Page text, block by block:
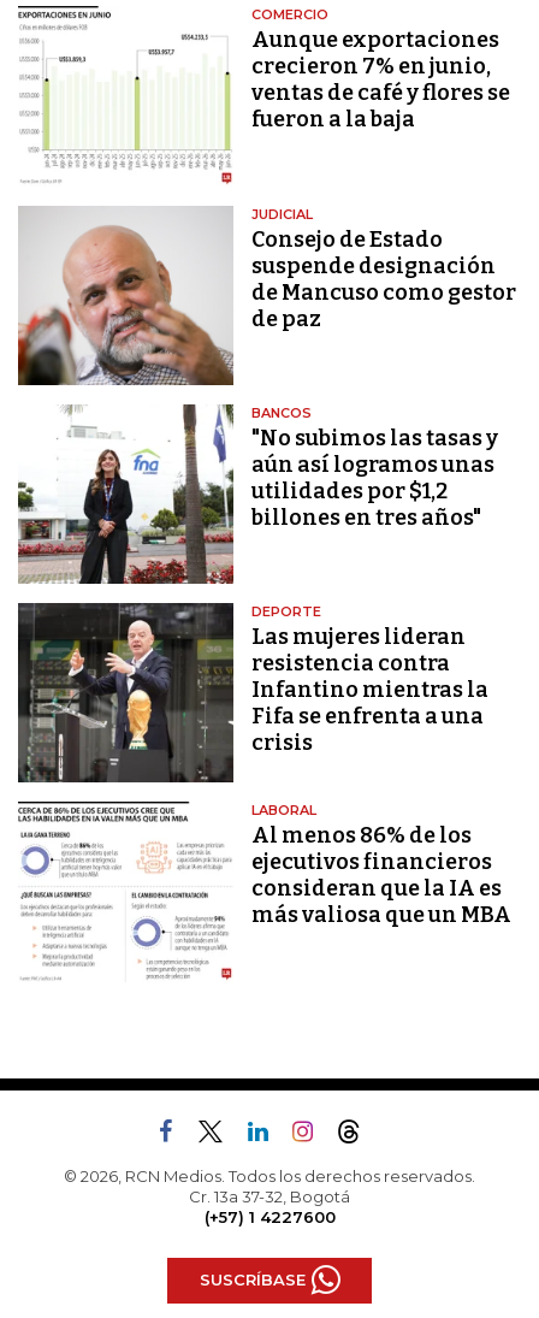
COMERCIO
Aunque exportaciones
crecieron 7% en junio,
ventas de café y flores se
fueron a la baja
JUDICIAL
Consejo de Estado
suspende designación
de Mancuso como gestor
de paz
BANCOS
"No subimos las tasas y
aún así logramos unas
utilidades por $1,2
billones en tres años"
DEPORTE
Las mujeres lideran
resistencia contra
Infantino mientras la
Fifa se enfrenta a una
crisis
LABORAL
Al menos 86% de los
ejecutivos financieros
consideran que la IA es
más valiosa que un MBA
© 2026, RCN Medios. Todos los derechos reservados.
Cr. 13a 37-32, Bogotá
(+57) 1 4227600
SUSCRÍBASE